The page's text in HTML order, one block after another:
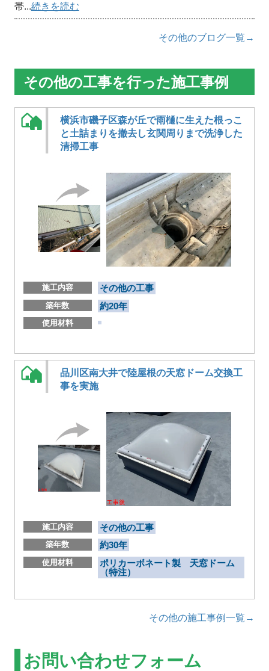
帯...続きを読む
その他のブログ一覧→
その他の工事を行った施工事例
横浜市磯子区森が丘で雨樋に生えた根っこ
と土詰まりを撤去し玄関周りまで洗浄した
清掃工事
施工内容 その他の工事
築年数 約20年
使用材料
品川区南大井で陸屋根の天窓ドーム交換工
事を実施
施工内容 その他の工事
築年数 約30年
使用材料
ポリカーボネート製 天窓ドーム
（特注）
その他の施工事例一覧→
お問い合わせフォーム